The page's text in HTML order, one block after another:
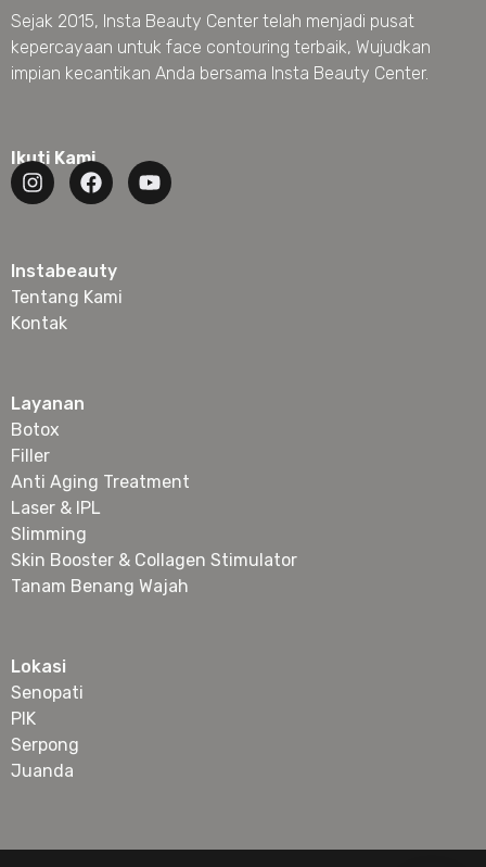
Sejak 2015, Insta Beauty Center telah menjadi pusat
kepercayaan untuk face contouring terbaik, Wujudkan
impian kecantikan Anda bersama Insta Beauty Center.
Ikuti Kami
Instabeauty
Tentang Kami
Kontak
Layanan
Botox
Filler
Anti Aging Treatment
Laser & IPL
Slimming
Skin Booster & Collagen Stimulator
Tanam Benang Wajah
Lokasi
Senopati
PIK
Serpong
Juanda